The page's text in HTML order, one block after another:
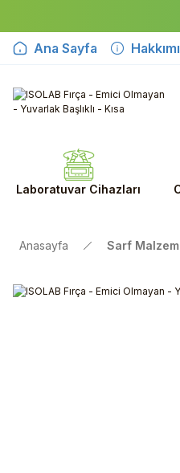
Ana Sayfa
Laboratuvar Cihazları
Anasayfa Sarf